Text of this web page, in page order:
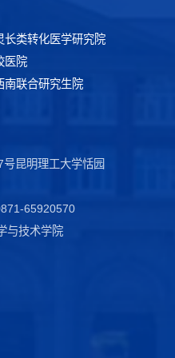
长类转化医学研究院
医院
南联合研究生院
昆明理工大学恬园
65920570
与技术学院